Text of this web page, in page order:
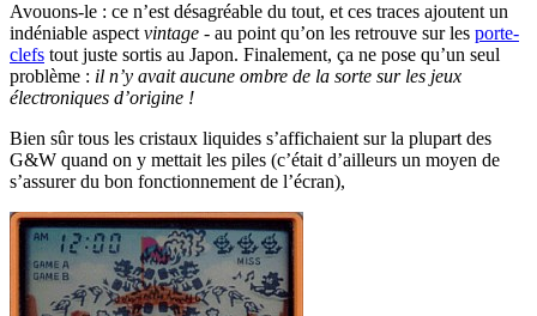
Avouons-le : ce n’est désagréable du tout, et ces traces ajoutent un
indéniable aspect vintage - au point qu’on les retrouve sur les porte-
clefs tout juste sortis au Japon. Finalement, ça ne pose qu’un seul
problème : il n’y avait aucune ombre de la sorte sur les jeux
électroniques d’origine !
Bien sûr tous les cristaux liquides s’affichaient sur la plupart des
G&W quand on y mettait les piles (c’était d’ailleurs un moyen de
s’assurer du bon fonctionnement de l’écran),